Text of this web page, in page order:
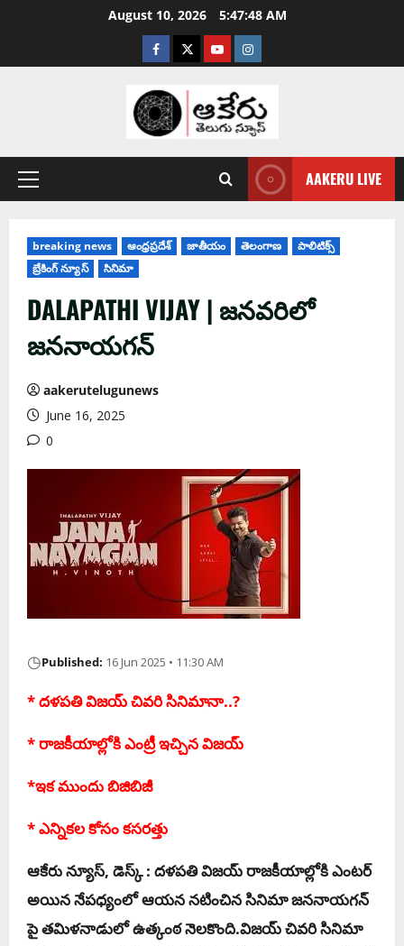
August 10, 2026 5:47:49 AM
AAKERU LIVE
breaking news ఆంధ్ర‌ప్ర‌దేశ్ జాతీయం తెలంగాణ
పాలిటిక్స్
బ్రేకింగ్ న్యూస్
సినిమా
DALAPATHI VIJAY | జ‌న‌వ‌రిలో
జ‌న‌నాయ‌గ‌న్‌
aakerutelugunews
June 16, 2025
0
◷Published: 16 Jun 2025 • 11:30 AM
* ద‌ళ‌ప‌తి విజ‌య్ చివ‌రి సినిమానా..?
* రాజ‌కీయాల్లోకి ఎంట్రీ ఇచ్చిన విజ‌య్‌
*ఇక ముందు బిజిబిజీ
* ఎన్నిక‌ల కోసం క‌స‌ర‌త్తు
ఆకేరు న్యూస్, డెస్క్ : ద‌ళ‌ప‌తి విజ‌య్ రాజ‌కీయాల్లోకి ఎంట‌ర్
అయిన నేప‌ధ్యంలో ఆయ‌న న‌టించిన సినిమా జ‌న‌నాయ‌గ‌న్
పై త‌మిళ‌నాడులో ఉత్కంఠ నెల‌కొంది.విజ‌య్ చివ‌రి సినిమా